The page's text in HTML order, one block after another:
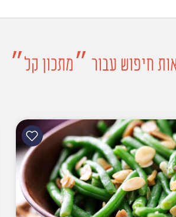
חיפוש עבור ״מתכון קל״